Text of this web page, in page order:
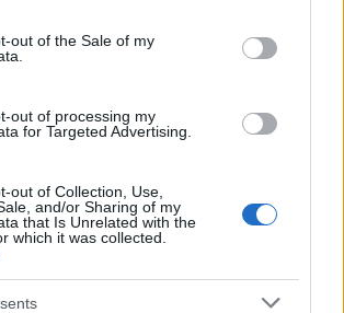
below specified purposes in below Google
out of the Sale of my
out of processing my
for Targeted Advertising.
out of Collection, Use,
and/or Sharing of my
that Is Unrelated with the
which it was collected.
στις απειλές βλέπει το